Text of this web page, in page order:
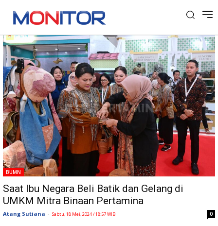
Tag: Ibu Negara
BUMN
Saat Ibu Negara Beli Batik dan Gelang di
UMKM Mitra Binaan Pertamina
Atang Sutiana - Sabtu, 18 Mei, 2024 / 18:57 WIB 0